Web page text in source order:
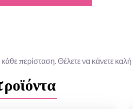
περίσταση. Θέλετε να κάνετε